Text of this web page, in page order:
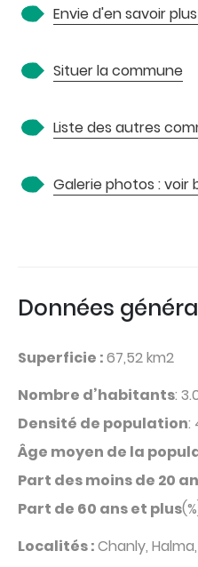
Envie d'en savoir
Situer la commune
Liste des autres
Galerie photos : voir
Données
Superficie :67,52 km2
Nombre d’habitants:
Densité de population:
Âge moyen de la
Part des moins de 20
Part de 60 ans et plus
Localités :Chanly,